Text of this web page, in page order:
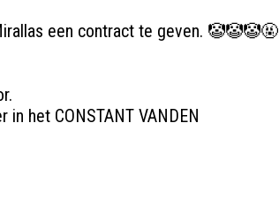
een contract te geven. 🤡🤡🤡🤬
het CONSTANT VANDEN